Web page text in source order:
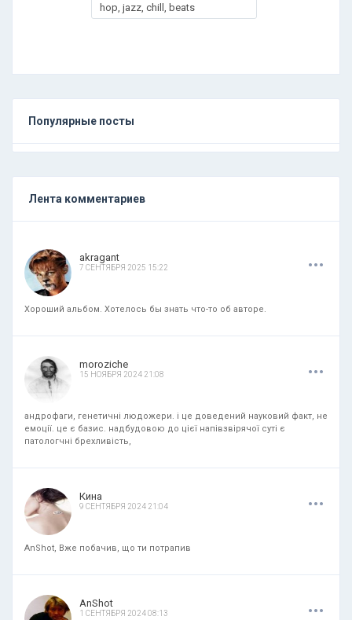
hop, jazz, chill, beats
Популярные посты
Лента комментариев
akragant
7 СЕНТЯБРЯ 2025 15:22 ...
Хороший альбом. Хотелось бы знать что-то об авторе.
moroziche
15 НОЯБРЯ 2024 21:08 ...
андрофаги, генетичні людожери. і це доведений науковий факт, не
емоції. це є базис. надбудовою до цієї напівзвірячої суті є
патологчні брехливість,
Кина
9 СЕНТЯБРЯ 2024 21:04 ...
AnShot, Вже побачив, що ти потрапив
AnShot
1 СЕНТЯБРЯ 2024 08:13 ...